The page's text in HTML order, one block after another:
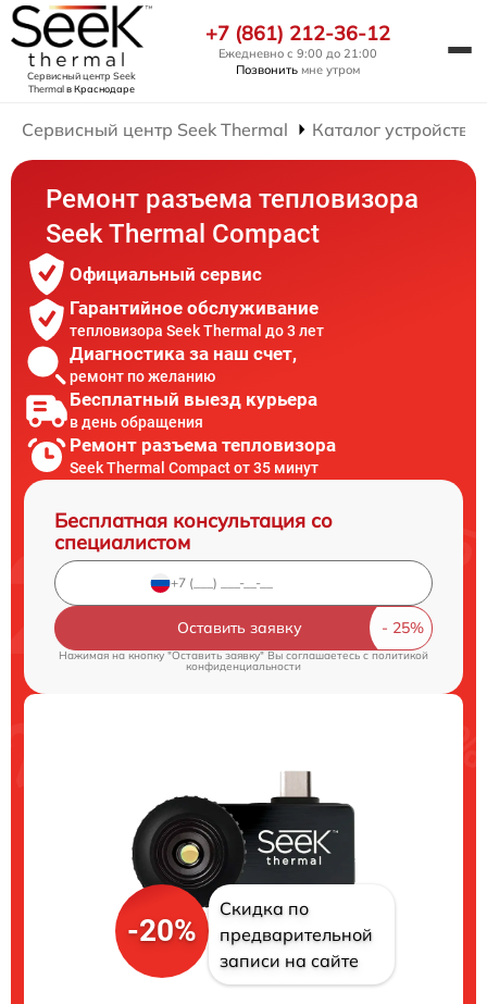
Сервисный центр Seek
Thermalв Краснодаре
+7 (861) 212-36-12
Ежедневно с 9:00 до 21:00
Позвонить мне утром
Сервисный центр Seek Thermal Каталог устройств
Ремонт разъема тепловизора
Seek Thermal Compact
Официальный сервис
Гарантийное обслуживание
тепловизора Seek Thermal до 3 лет
Диагностика за наш счет,
ремонт по желанию
Бесплатный выезд курьера
в день обращения
Ремонт разъема тепловизора
Seek Thermal Compact от 35 минут
Бесплатная консультация со
специалистом
Оставить заявку
Нажимая на кнопку "Оставить заявку" Вы соглашаетесь cполитикой
конфиденциальности
-20%
Скидка по
предварительной
записи на сайте